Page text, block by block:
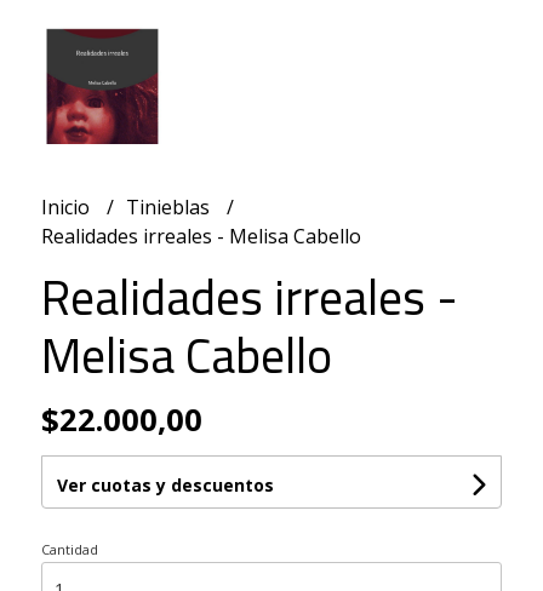
Inicio
Tinieblas
Realidades irreales - Melisa Cabello
Realidades irreales -
Melisa Cabello
$22.000,00
Ver cuotas y descuentos
Cantidad